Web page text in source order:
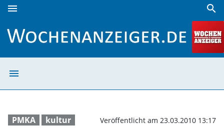
menu search
menu
PMKA kultur Veröffentlicht am 23.03.2010 13:17